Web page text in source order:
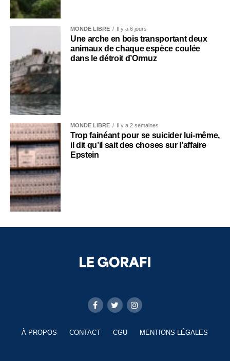
MONDE LIBRE Il y a 6 jours
Une arche en bois transportant deux
animaux de chaque espèce coulée
dans le détroit d’Ormuz
MONDE LIBRE Il y a 2 semaines
Trop fainéant pour se suicider lui-même,
il dit qu’il sait des choses sur l’affaire
Epstein
À PROPOS CONTACT CGU MENTIONS LÉGALES